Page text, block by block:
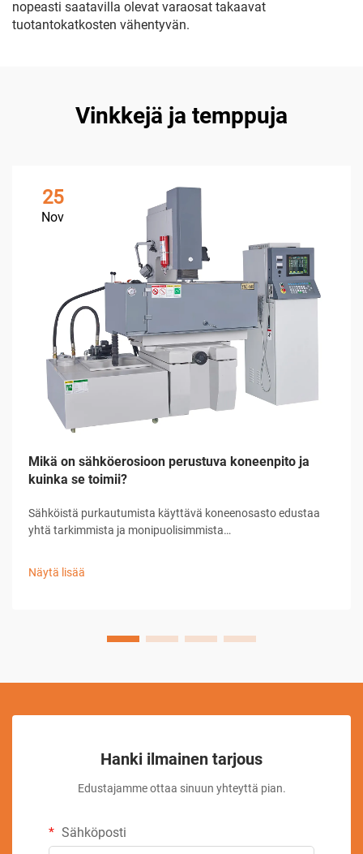
nopeasti saatavilla olevat varaosat takaavat
tuotantokatkosten vähentyvän.
Vinkkejä ja temppuja
25
Nov
Mikä on sähköerosioon perustuva koneenpito ja
kuinka se toimii?
Sähköistä purkautumista käyttävä koneenosasto edustaa
yhtä tarkimmista ja monipuolisimmista
käyttää ohjattuja sähköpurkauksia poistaakseen materiaalia
Näytä lisää
Hanki ilmainen tarjous
Edustajamme ottaa sinuun yhteyttä pian.
Sähköposti